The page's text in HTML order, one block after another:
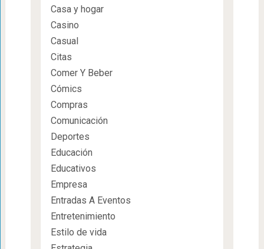
Casa y hogar
Casino
Casual
Citas
Comer Y Beber
Cómics
Compras
Comunicación
Deportes
Educación
Educativos
Empresa
Entradas A Eventos
Entretenimiento
Estilo de vida